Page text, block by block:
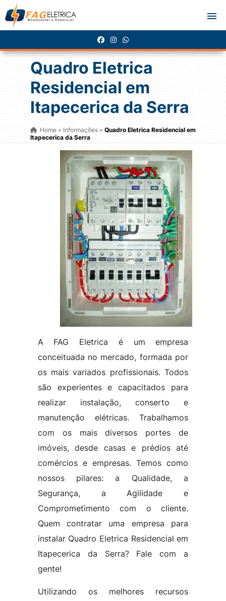
Quadro Eletrica
Residencial em
Itapecerica da Serra
Home» Informações » Quadro Eletrica Residencial em
Itapecerica da Serra
A FAG Eletrica é um empresa
conceituada no mercado, formada por
os mais variados profissionais. Todos
são experientes e capacitados para
realizar instalação, conserto e
manutenção elétricas. Trabalhamos
com os mais diversos portes de
imóveis, desde casas e prédios até
comércios e empresas. Temos como
nossos pilares: a Qualidade, a
Segurança, a Agilidade e
Comprometimento com o cliente.
Quem contratar uma empresa para
instalar Quadro Eletrica Residencial em
Itapecerica da Serra? Fale com a
gente!
Utilizando os melhores recursos